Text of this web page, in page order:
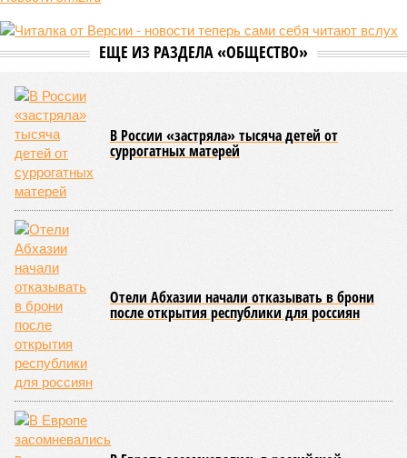
не особенно церемонится с окружающей средой. Самые
массовые катастрофы в прошлом – какими они были? Какие
РассказСтивена Кинга
последствия очередного апокалипсиса, искусственно
вызванного группой биологов, называется «Конец всей
этой мерзости». В реальной жизни участия пытливых
исследователей в организации конца света может не
понадобиться: природа сама разберётся, как и где
уменьшить масштабы человеческой популяции.
(фото: en.wikipedia.org)
Да, наша любимая маленькая планета может быть
единственной, где в пределах Солнечной системы есть
полноценная жизнь, но Земля также регулярно пытается
эту жизнь уничтожить. Так уж вышло, что внутренние
процессы на планете включают в себя всевозможные
которые для человека довольно опасны. Или попросту
смертельны. И вот несколько тому примеров.